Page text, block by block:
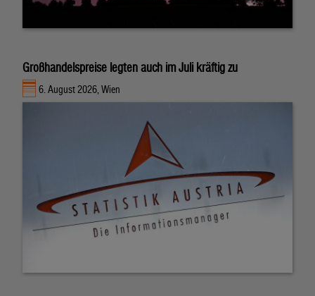
Großhandelspreise legten auch im Juli kräftig zu
6. August 2026, Wien